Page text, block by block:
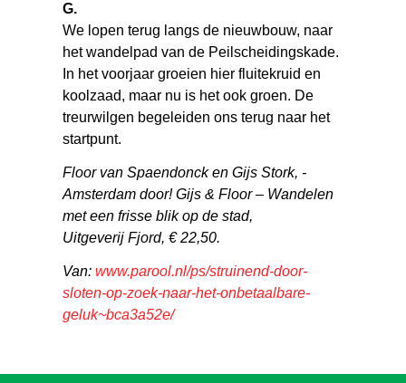
G.
We lopen terug langs de nieuwbouw, naar
het wandelpad van de Peilscheidingskade.
In het voorjaar groeien hier fluitekruid en
koolzaad, maar nu is het ook groen. De
treurwilgen ­begeleiden ons terug naar het
startpunt.
Floor van Spaendonck en Gijs Stork, ­
Amsterdam door! Gijs & Floor – ­Wandelen
met een frisse blik op de stad,
Uitgeverij Fjord, € 22,50.
Van:www.parool.nl/ps/struinend-door-
sloten-op-zoek-naar-het-onbetaalbare-
geluk~bca3a52e/